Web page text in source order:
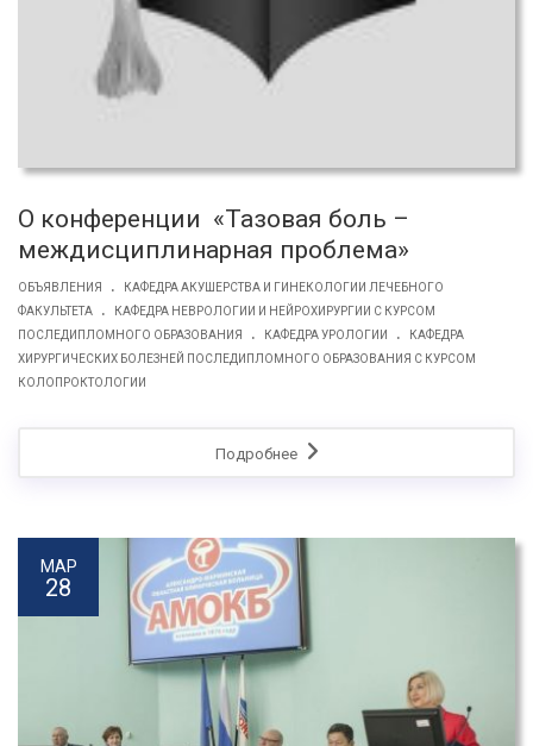
О конференции «Тазовая боль –
междисциплинарная проблема»
ОБЪЯВЛЕНИЯ .
КАФЕДРА АКУШЕРСТВА И ГИНЕКОЛОГИИ ЛЕЧЕБНОГО
ФАКУЛЬТЕТА
.
КАФЕДРА НЕВРОЛОГИИ И НЕЙРОХИРУРГИИ С КУРСОМ
ПОСЛЕДИПЛОМНОГО ОБРАЗОВАНИЯ
. КАФЕДРА УРОЛОГИИ .
КАФЕДРА
ХИРУРГИЧЕСКИХ БОЛЕЗНЕЙ ПОСЛЕДИПЛОМНОГО ОБРАЗОВАНИЯ С КУРСОМ
КОЛОПРОКТОЛОГИИ
Подробнее
МАР
28